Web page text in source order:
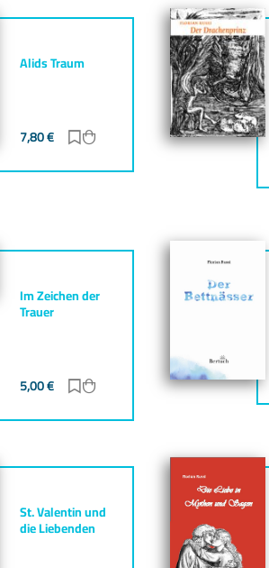
Alids Traum
7,80€ Zur Merkliste hinzufügen
Zum Warenkorb hinzufügen
Im Zeichen der
Trauer
5,00€ Zur Merkliste hinzufügen
Zum Warenkorb hinzufügen
St. Valentin und
die Liebenden